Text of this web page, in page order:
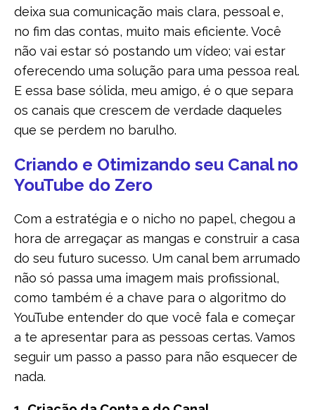
deixa sua comunicação mais clara, pessoal e,
no fim das contas, muito mais eficiente. Você
não vai estar só postando um vídeo; vai estar
oferecendo uma solução para uma pessoa real.
E essa base sólida, meu amigo, é o que separa
os canais que crescem de verdade daqueles
que se perdem no barulho.
Criando e Otimizando seu Canal no
YouTube do Zero
Com a estratégia e o nicho no papel, chegou a
hora de arregaçar as mangas e construir a casa
do seu futuro sucesso. Um canal bem arrumado
não só passa uma imagem mais profissional,
como também é a chave para o algoritmo do
YouTube entender do que você fala e começar
a te apresentar para as pessoas certas. Vamos
seguir um passo a passo para não esquecer de
nada.